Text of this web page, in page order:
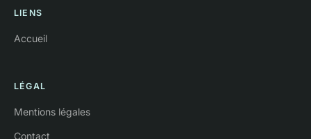
LIENS
Accueil
LÉGAL
Mentions légales
Contact